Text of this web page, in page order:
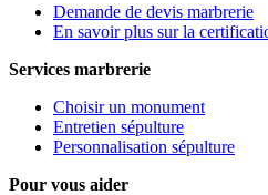
Demande de devis marbrerie
En savoir plus sur la
Services marbrerie
Choisir un monument
Entretien sépulture
Personnalisation sépulture
Pour vous aider